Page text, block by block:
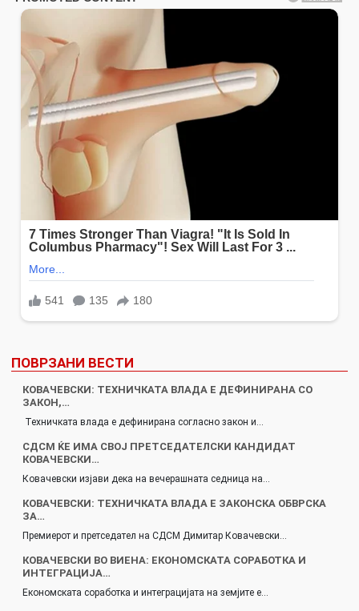
ПОВРЗАНИ ВЕСТИ
КОВАЧЕВСКИ: ТЕХНИЧКАТА ВЛАДА Е ДЕФИНИРАНА СО
ЗАКОН,…
Техничката влада е дефинирана согласно закон и…
СДСМ ЌЕ ИМА СВОЈ ПРЕТСЕДАТЕЛСКИ КАНДИДАТ
КОВАЧЕВСКИ…
Ковачевски изјави дека на вечерашната седница на…
КОВАЧЕВСКИ: ТЕХНИЧКАТА ВЛАДА Е ЗАКОНСКА ОБВРСКА
ЗА…
Премиерот и претседател на СДСМ Димитар Ковачевски…
КОВАЧЕВСКИ ВО ВИЕНА: ЕКОНОМСКАТА СОРАБОТКА И
ИНТЕГРАЦИЈА…
Економската соработка и интеграцијата на земјите е…